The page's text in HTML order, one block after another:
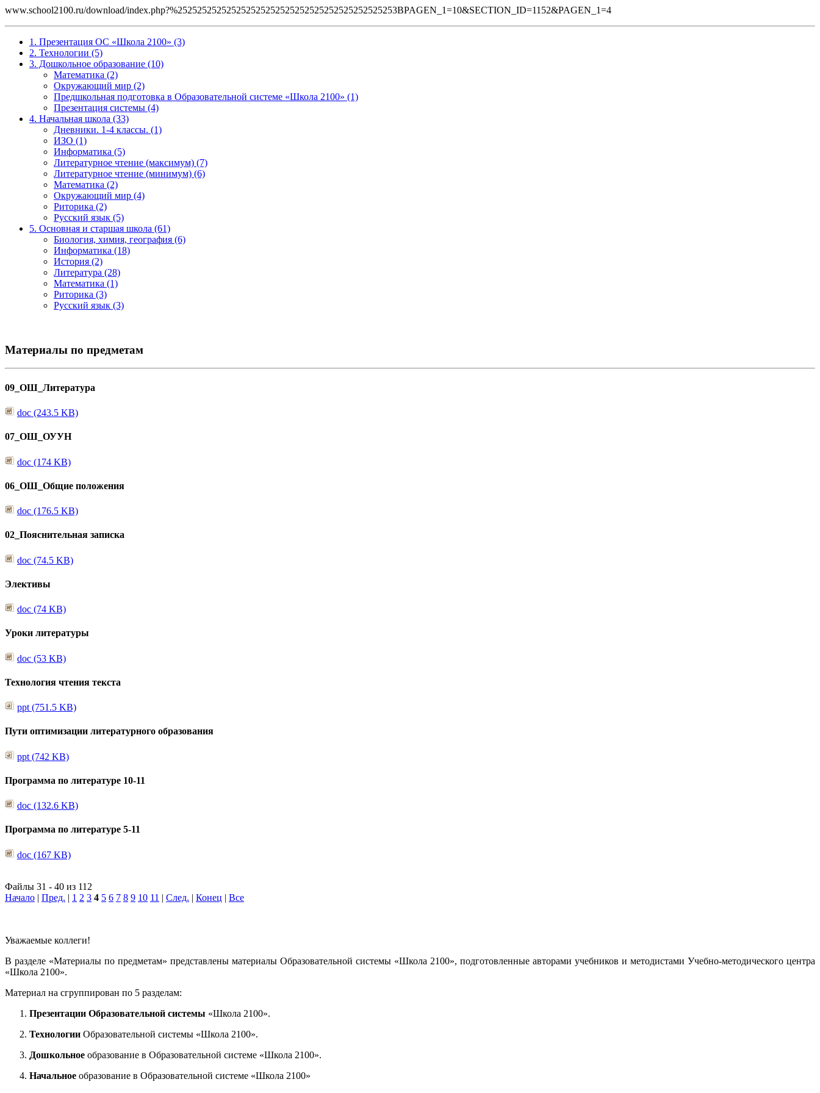
www.school2100.ru/download/index.php?%252525252525252525252525252525252525252525253BPAGEN_1=10&SECTION_ID=1152&PAGEN_1=4
1. Презентация ОС «Школа 2100» (3)
2. Технологии (5)
3. Дошкольное образование (10)
Математика (2)
Окружающий мир (2)
Предшкольная подготовка в Образовательной системе «Школа 2100» (1)
Презентация системы (4)
4. Начальная школа (33)
Дневники. 1-4 классы. (1)
ИЗО (1)
Информатика (5)
Литературное чтение (максимум) (7)
Литературное чтение (минимум) (6)
Математика (2)
Окружающий мир (4)
Риторика (2)
Русский язык (5)
5. Основная и старшая школа (61)
Биология, химия, география (6)
Информатика (18)
История (2)
Литература (28)
Математика (1)
Риторика (3)
Русский язык (3)
Материалы по предметам
09_ОШ_Литература
doc (243.5 KB)
07_ОШ_ОУУН
doc (174 KB)
06_ОШ_Общие положения
doc (176.5 KB)
02_Пояснительная записка
doc (74.5 KB)
Элективы
doc (74 KB)
Уроки литературы
doc (53 KB)
Технология чтения текста
ppt (751.5 KB)
Пути оптимизации литературного образования
ppt (742 KB)
Программа по литературе 10-11
doc (132.6 KB)
Программа по литературе 5-11
doc (167 KB)
Файлы 31 - 40 из 112
Начало | Пред. | 1 2 3 4 5 6 7 8 9 10 11 | След. | Конец | Все
Уважаемые коллеги!
В разделе «Материалы по предметам» представлены материалы Образовательной системы «Школа 2100», подготовленные авторами учебников и методистами Учебно-методического центра
«Школа 2100».
Материал на сгруппирован по 5 разделам:
Презентации Образовательной системы «Школа 2100».
Технологии Образовательной системы «Школа 2100».
Дошкольное образование в Образовательной системе «Школа 2100».
Начальное образование в Образовательной системе «Школа 2100»